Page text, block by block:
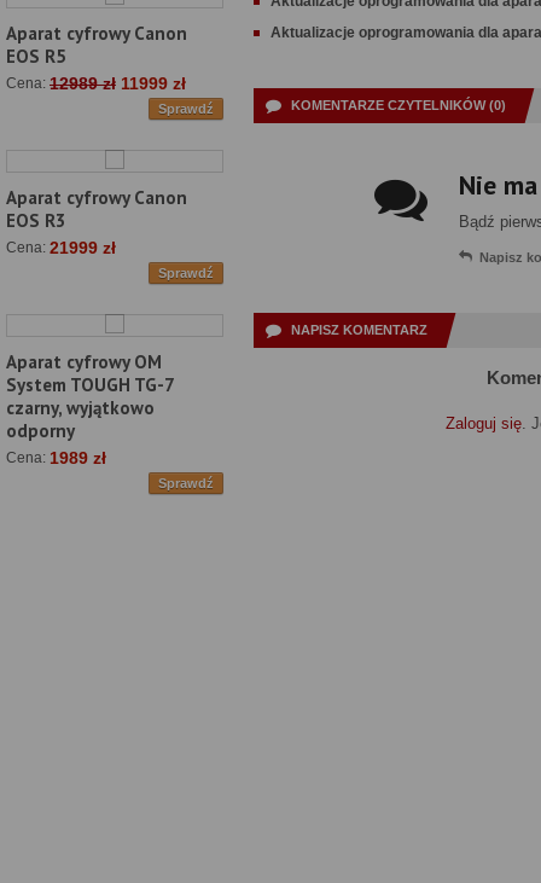
Aparat cyfrowy Canon
EOS R5
Cena: 12989 zł 11999 zł
Sprawdź
Aparat cyfrowy Canon
EOS R3
Cena: 21999 zł
Sprawdź
Aparat cyfrowy OM
System TOUGH TG-7
czarny, wyjątkowo
odporny
Cena: 1989 zł
Sprawdź
Aktualizacje oprogramowania dla
KOMENTARZE CZYTELNIKÓW (0)
Nie
Bądź
Napisz
NAPISZ KOMENTARZ
Zaloguj się.